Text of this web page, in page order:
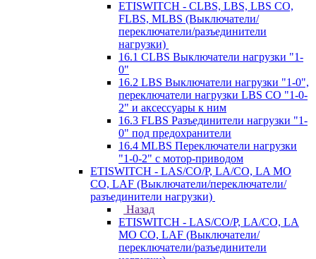
ETISWITCH - CLBS, LBS, LBS CO,
FLBS, MLBS (Выключатели/
переключатели/разъединители
нагрузки)
16.1 CLBS Выключатели нагрузки "1-
0"
16.2 LBS Выключатели нагрузки "1-0",
переключатели нагрузки LBS CO "1-0-
2" и аксессуары к ним
16.3 FLBS Разъединители нагрузки "1-
0" под предохранители
16.4 MLBS Переключатели нагрузки
"1-0-2" с мотор-приводом
ETISWITCH - LAS/CO/P, LA/CO, LA MO
CO, LAF (Выключатели/переключатели/
разъединители нагрузки)
Назад
ETISWITCH - LAS/CO/P, LA/CO, LA
MO CO, LAF (Выключатели/
переключатели/разъединители